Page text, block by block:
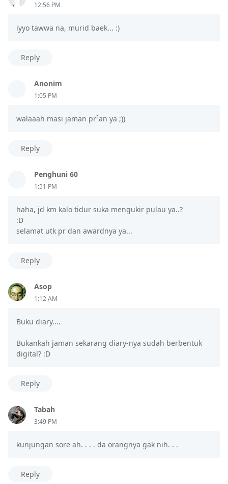
12:56 PM
iyyo tawwa na, murid baek... :)
Reply
Anonim
1:05 PM
walaaah masi jaman pr²an ya ;))
Reply
Penghuni 60
1:51 PM
haha, jd km kalo tidur suka mengukir pulau ya..?
:D
selamat utk pr dan awardnya ya...
Reply
Asop
1:12 AM
Buku diary....
Bukankah jaman sekarang diary-nya sudah berbentuk
digital? :D
Reply
Tabah
3:49 PM
kunjungan sore ah. . . . da orangnya gak nih. . .
Reply